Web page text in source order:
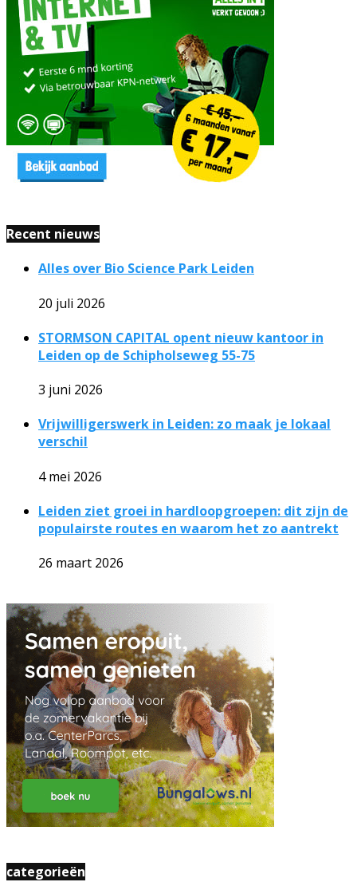
Recent nieuws
Alles over Bio Science Park Leiden
20 juli 2026
STORMSON CAPITAL opent nieuw kantoor in
Leiden op de Schipholseweg 55-75
3 juni 2026
Vrijwilligerswerk in Leiden: zo maak je lokaal
verschil
4 mei 2026
Leiden ziet groei in hardloopgroepen: dit zijn de
populairste routes en waarom het zo aantrekt
26 maart 2026
categorieën